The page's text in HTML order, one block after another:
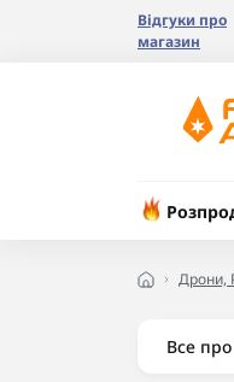
Відгуки про
магазин
Дрони,
Все